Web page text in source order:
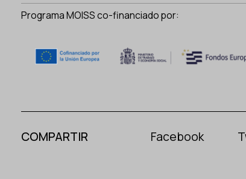
Programa MOISS co-financiado por:
COMPARTIR Facebook